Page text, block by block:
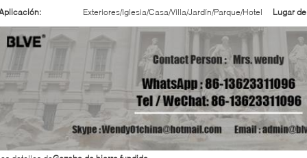
Exteriores/Iglesia/Casa/Villa/Jardín/Parque/Hotel Lugar